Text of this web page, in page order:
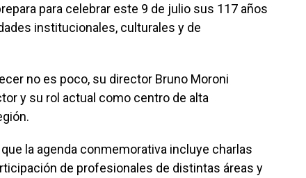
para celebrar este 9 de julio sus 117 años
institucionales, culturales y de
no es poco, su director Bruno Moroni
y su rol actual como centro de alta
la agenda conmemorativa incluye charlas
de profesionales de distintas áreas y